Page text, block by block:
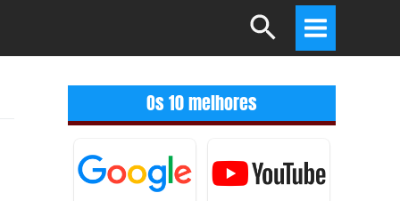
Search
Main
Menu
Os 10 melhores